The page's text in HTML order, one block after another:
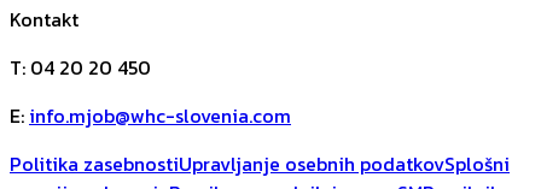
Kontakt
T: 04 20 20 450
E: info.mjob@whc-slovenia.com
Politika zasebnostiUpravljanje osebnih podatkovSplošni